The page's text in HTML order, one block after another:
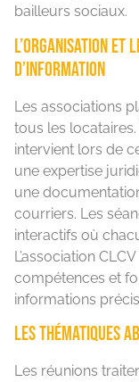
bailleurs sociaux.
L’organisation et
d’information
Les associations
tous les
intervient lors de
une expertise
une
courriers. Les
interactifs où
L’association
compétences et
informations
Les thématiques
Les réunions